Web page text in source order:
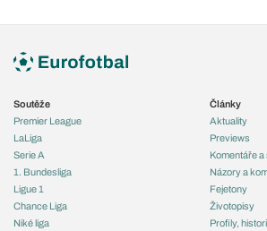
Soutěže
Premier League
LaLiga
Serie A
1. Bundesliga
Ligue 1
Chance Liga
Niké liga
Články
Aktuality
Previews
Komentáře
Názory a
Fejetony
Životopisy
Profily,